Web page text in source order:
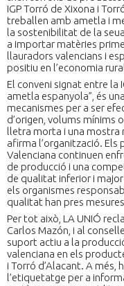
IGP Torró de Xixona i
treballen amb ametla i
la sostenibilitat de la
a importar matèries
llauradors valencians i
positiu en l’economia
El conveni signat entre la
ametla espanyola”, és
mecanismes per a ser
d’origen, volums mínims
lletra morta i una mostra
afirma l’organització.
Valenciana continuen
de producció i una
de qualitat inferior i
els organismes
qualitat han pres
Per tot això, LA UNIÓ
Carlos Mazón, i al
suport actiu a la
valenciana en els
i Torró d’Alacant. A més,
l’etiquetatge per a